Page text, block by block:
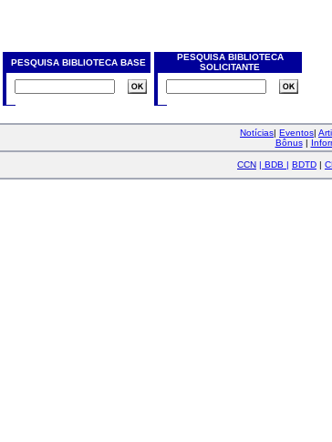
PESQUISA BIBLIOTECA BASE
PESQUISA BIBLIOTECA
SOLICITANTE
Notícias| Eventos|
Bônus|
CCN | BDB | BDTD |